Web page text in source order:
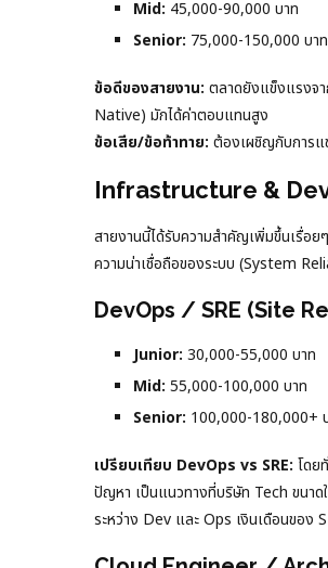
Mid: 45,000-90,000 บาท
Senior: 75,000-150,000 บาท
ข้อดีของสายงาน: ตลาดยังแข็งแรงจ
Native) มักได้ค่าตอบแทนสูง
ข้อเสีย/ข้อท้าทาย: ต้องเผชิญกับการ
Infrastructure &
สายงานนี้ได้รับความสำคัญเพิ่มขึ้นเรื่อ
ความน่าเชื่อถือของระบบ (System
DevOps / SRE (Site
Junior: 30,000-55,000 บาท
Mid: 55,000-100,000 บาท
Senior: 100,000-180,000+
เปรียบเทียบ DevOps vs SRE: โดย
ปัญหา เป็นแนวทางที่บริษัท Tech ขนา
ระหว่าง Dev และ Ops เงินเดือนของ